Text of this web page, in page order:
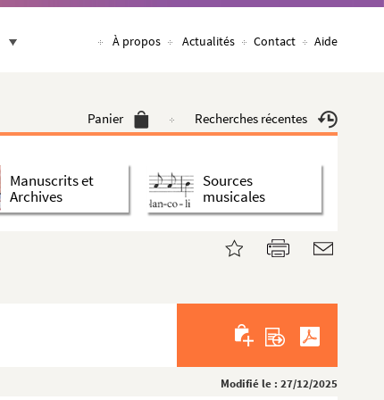
À propos Actualités Contact Aide
Panier Recherches récentes
Manuscrits et
Archives
Sources
musicales
Modifié le : 27/12/2025